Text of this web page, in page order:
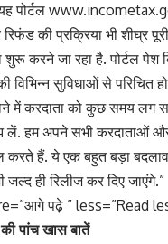
पोर्टल
की प्रक्रिया भी शीघ्र
करने जा रहा है. पोर्टल पेश
विभिन्न सुविधाओं से परिचित
में करदाता को कुछ समय लग
हम अपने सभी करदाताओं
करते हैं. ये एक बहुत बड़ा
ही रिलीज कर दिए जाएंगे.”
पढ़े ” less=”Read
की पांच खास बातें